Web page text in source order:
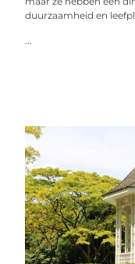
duurzaamheid en
...